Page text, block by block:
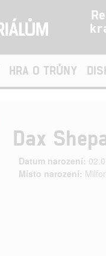
HRA O TRŮNY
Dax
Datum narození:
Místo narození: